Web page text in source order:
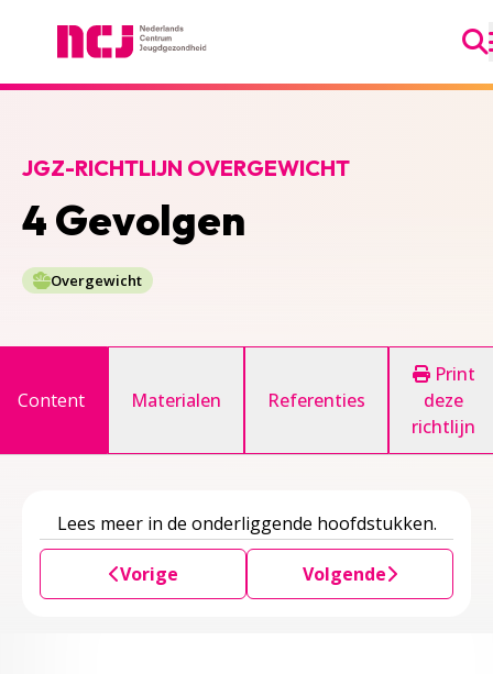
4 Gevolgen
JGZ-RICHTLIJN OVERGEWICHT
Overgewicht
Content Materialen Referenties
Print
deze
richtlijn
Lees meer in de onderliggende hoofdstukken.
Vorige Volgende